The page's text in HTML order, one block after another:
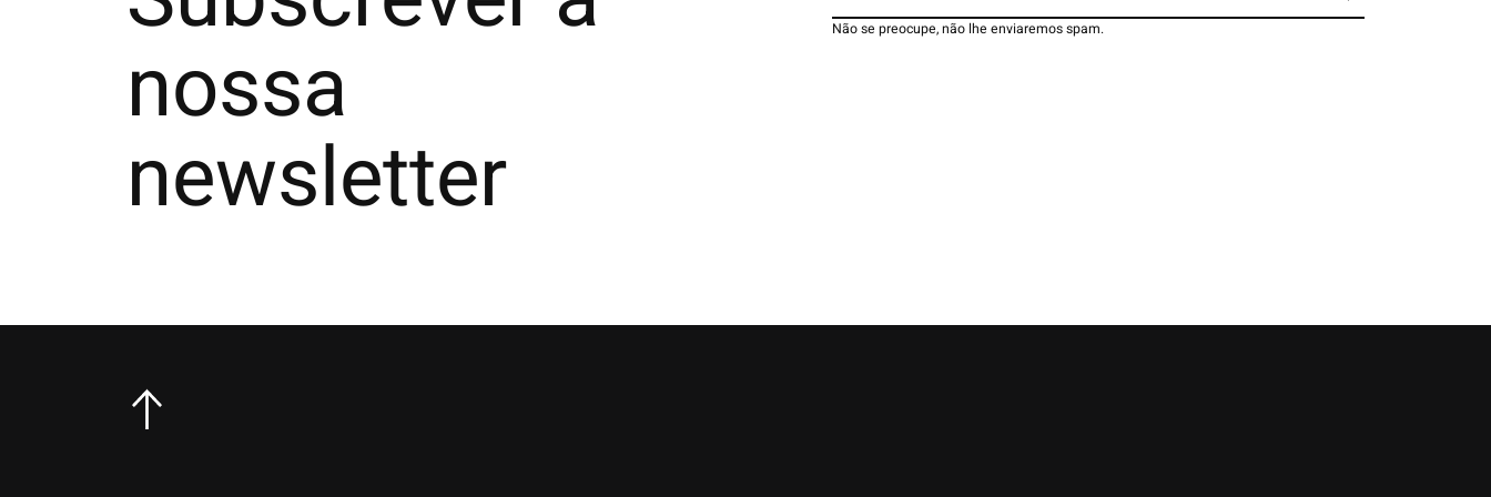
nossa
newsletter
Não se preocupe, não lhe enviaremos spam.